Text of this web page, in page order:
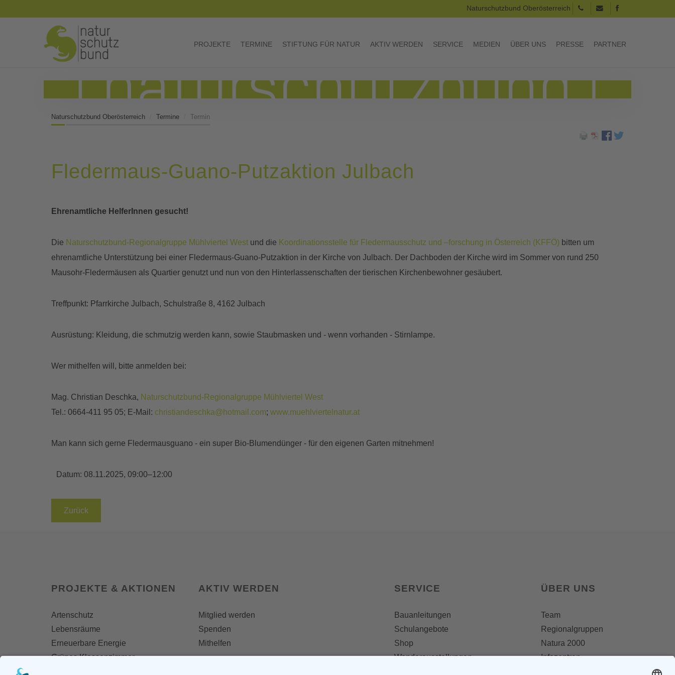
Naturschutzbund Oberösterreich
PROJEKTE TERMINE STIFTUNG FÜR NATUR AKTIV WERDEN SERVICE MEDIEN ÜBER UNS PRESSE PARTNER
Naturschutzbund Oberösterreich Termine Termin
Fledermaus-Guano-Putzaktion Julbach
Ehrenamtliche HelferInnen gesucht!
Die Naturschutzbund-Regionalgruppe Mühlviertel West und die Koordinationsstelle für Fledermausschutz und –forschung in Österreich (KFFÖ) bitten um
ehrenamtliche Unterstützung bei einer Fledermaus-Guano-Putzaktion in der Kirche von Julbach. Der Dachboden der Kirche wird im Sommer von rund 250
Mausohr-Fledermäusen als Quartier genutzt und nun von den Hinterlassenschaften der tierischen Kirchenbewohner gesäubert.
Treffpunkt: Pfarrkirche Julbach, Schulstraße 8, 4162 Julbach
Ausrüstung: Kleidung, die schmutzig werden kann, sowie Staubmasken und - wenn vorhanden - Stirnlampe.
Wer mithelfen will, bitte anmelden bei:
Mag. Christian Deschka, Naturschutzbund-Regionalgruppe Mühlviertel West
Tel.: 0664-411 95 05; E-Mail: christiandeschka@hotmail.com; www.muehlviertelnatur.at
Man kann sich gerne Fledermausguano - ein super Bio-Blumendünger - für den eigenen Garten mitnehmen!
Datum: 08.11.2025, 09:00–12:00
Zurück
PROJEKTE & AKTIONEN
Artenschutz
Lebensräume
Erneuerbare Energie
Grünes Klassenzimmer
AKTIV WERDEN
Mitglied werden
Spenden
Mithelfen
SERVICE
Bauanleitungen
Schulangebote
Shop
Wanderausstellungen
ÜBER UNS
Team
Regionalgruppen
Natura 2000
Infozentren